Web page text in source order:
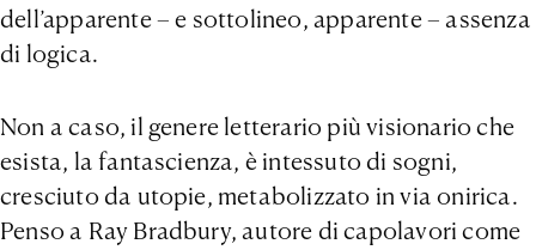
dell’apparente – e sottolineo, apparente – assenza
di logica.
Non a caso, il genere letterario più visionario che
esista, la fantascienza, è intessuto di sogni,
cresciuto da utopie, metabolizzato in via onirica.
Penso a Ray Bradbury, autore di capolavori come